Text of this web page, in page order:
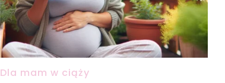
Dla mam w ciąży